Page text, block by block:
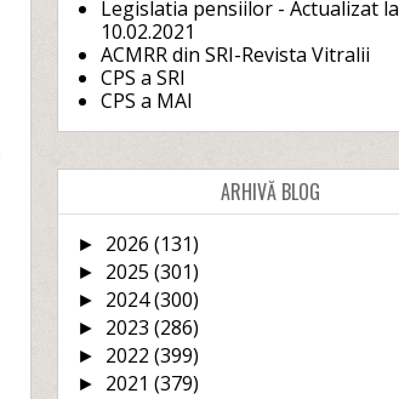
Legislatia pensiilor - Actualizat la
10.02.2021
ACMRR din SRI-Revista Vitralii
CPS a SRI
CPS a MAI
ARHIVĂ BLOG
► 2026 (131)
► 2025 (301)
► 2024(300)
► 2023 (286)
► 2022 (399)
► 2021 (379)